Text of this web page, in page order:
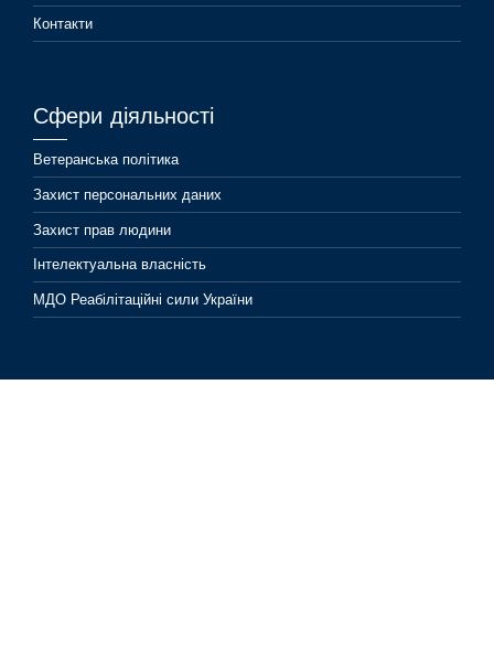
Контакти
Сфери діяльності
Ветеранська політика
Захист персональних даних
Захист прав людини
Інтелектуальна власність
МДО Реабілітаційні сили України